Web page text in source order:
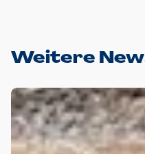
Weitere